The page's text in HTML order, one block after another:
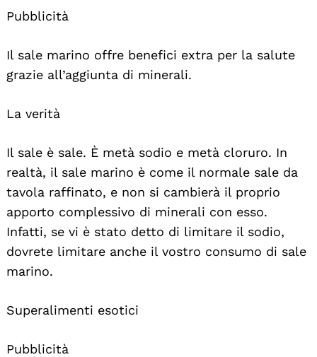
Pubblicità
Il sale marino offre benefici extra per la salute
grazie all’aggiunta di minerali.
La verità
Il sale è sale. È metà sodio e metà cloruro. In
realtà, il sale marino è come il normale sale da
tavola raffinato, e non si cambierà il proprio
apporto complessivo di minerali con esso.
Infatti, se vi è stato detto di limitare il sodio,
dovrete limitare anche il vostro consumo di sale
marino.
Superalimenti esotici
Pubblicità